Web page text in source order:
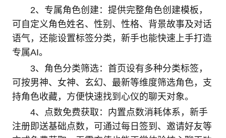
2、专属角色创建：提供完整角色创建模板，
可自定义角色姓名、性别、性格、背景故事及对话
语气，还能设置标签分类，新手也能快速上手打造
专属AI。
3、角色分类筛选：首页设有多种分类标签，
可按男神、女神、玄幻、最新等维度筛选角色，支
持角色收藏，方便快速找到心仪的聊天对象。
4、点数免费获取：内置点数消耗体系，新手
注册即送基础点数，可通过每日签到、邀请好友等